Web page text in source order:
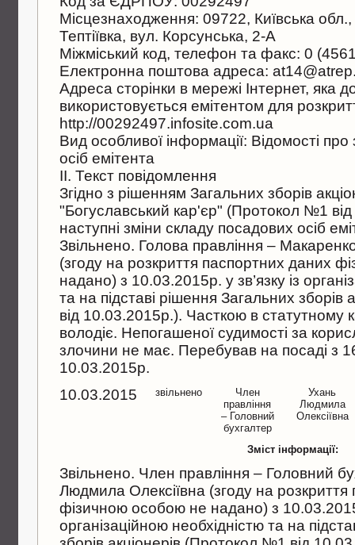
Мiсцезнаходження: 09722, Київська
Тептiївка, вул. Корсунська, 2-А
Мiжмiський код, телефон та факс: 0
Електронна поштова адреса:
Адреса сторiнки в мережi Iнтернет, яка
використовується емiтентом для
http://00292497.infosite.com.ua
Вид особливої iнформацiї: Вiдомостi про
осiб емiтента
II. Текст повiдомлення
Згiдно з рiшенням Загальних зборiв
"Богуславський кар'єр" (Протокол №1
наступнi змiни складу посадових осiб
Звiльнено. Голова правлiння –
(згоду на розкриття паспортних даних
надано) з 10.03.2015р. у зв’язку iз
та на пiдставi рiшення Загальних
вiд 10.03.2015р.). Часткою в статутному
володiє. Непогашеної судимостi за
злочини не має. Перебував на посадi з
10.03.2015р.
10.03.2015
звільнено
Член
правлiння
– Головний
бухгалтер
Ухань
Людмила
Олексiївна
Зміст інформації:
Звiльнено. Член правлiння – Головний
Людмила Олексiївна (згоду на розкриття
фiзичною особою не надано) з
органiзацiйною необхiднiстю та на